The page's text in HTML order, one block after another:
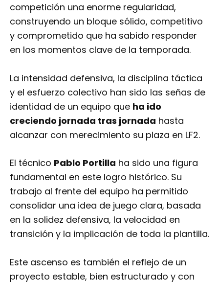
competición una enorme regularidad,
construyendo un bloque sólido, competitivo
y comprometido que ha sabido responder
en los momentos clave de la temporada.
La intensidad defensiva, la disciplina táctica
y el esfuerzo colectivo han sido las señas de
identidad de un equipo que ha ido
creciendo jornada tras jornada hasta
alcanzar con merecimiento su plaza en LF2.
El técnico Pablo Portilla ha sido una figura
fundamental en este logro histórico. Su
trabajo al frente del equipo ha permitido
consolidar una idea de juego clara, basada
en la solidez defensiva, la velocidad en
transición y la implicación de toda la plantilla.
Este ascenso es también el reflejo de un
proyecto estable, bien estructurado y con